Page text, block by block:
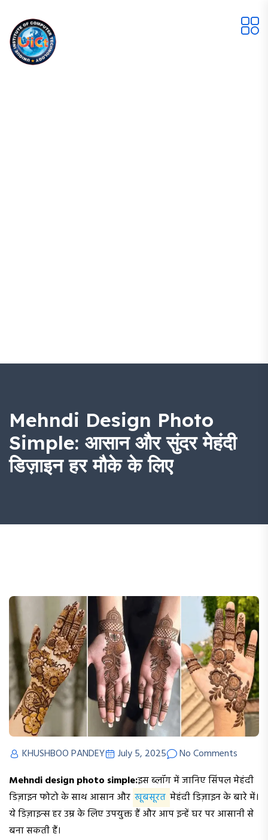
Mehndi Design Photo
Simple: आसान और सुंदर मेहंदी
डिज़ाइन हर मौके के लिए
KHUSHBOO PANDEY July 5, 2025
No Comments
Mehndi design photo simple:इस ब्लॉग में जानिए सिंपल मेहंदी
डिज़ाइन फोटो के साथ आसान और खूबसूरत मेहंदी डिज़ाइन के बारे में।
ये डिज़ाइन्स हर उम्र के लिए उपयुक्त हैं और आप इन्हें घर पर आसानी से
बना सकती हैं।